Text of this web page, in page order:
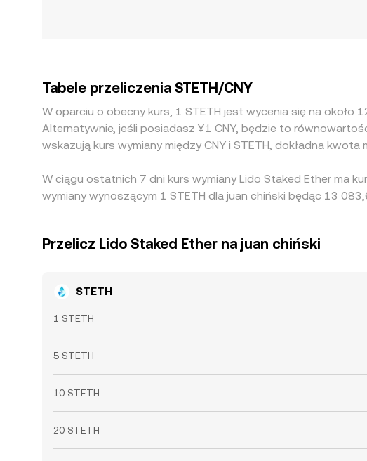
Tabele przeliczenia STETH/CNY
W oparciu o obecny kurs, 1 STETH jest wycenia się na około
Alternatywnie, jeśli posiadasz ¥1 CNY, będzie to
wskazują kurs wymiany między CNY i STETH, dokładna
W ciągu ostatnich 7 dni kurs wymiany Lido Staked Ether ma
wymiany wynoszącym 1 STETH dla juan chiński będąc 13
Przelicz Lido Staked Ether na juan chiński
STETH
1 STETH
5 STETH
10 STETH
20 STETH